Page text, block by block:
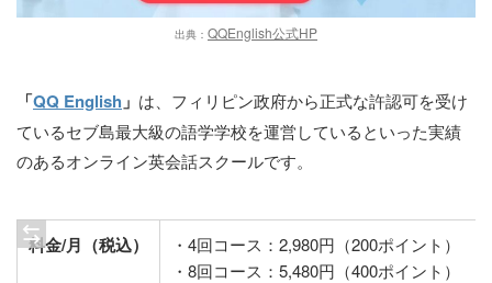
出典： QQEnglish公式HP
「QQ English 」 は、フィリピン政府から正式な許認可を受け
ているセブ島最大級の語学学校を運営しているといった実績
のあるオンライン英会話スクールです。
料金/月（税込）
・4回コース：2,980円（200ポイント）
・8回コース：5,480円（400ポイント）